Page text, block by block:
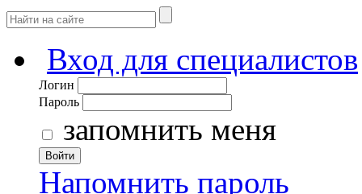
Вход для специалистов
Логин
Пароль
запомнить меня
Войти
Напомнить пароль